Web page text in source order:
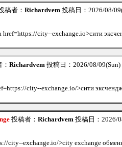
稿者： Richardvem 投稿日：2026/08/
href=https://city--exchange.io>сити
Richardvem 投稿日：2026/08/
city--exchange.io/>сити
投稿者： Richardvem 投稿日：2026/
city--exchange.io/>city exchange